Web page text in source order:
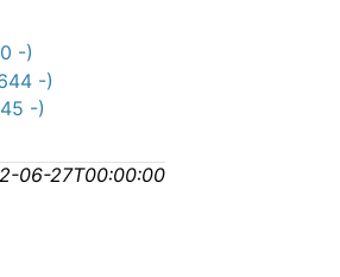
-)
-)
-)
06-27T00:00:00